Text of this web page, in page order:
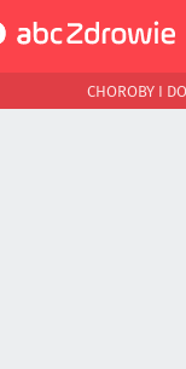
CHOROBY I